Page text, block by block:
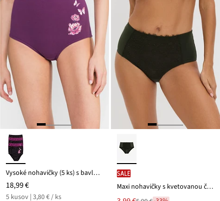
Vysoké nohavičky (5 ks) s bavlnou
18,99 €
5 kusov | 3,80 € / ks
SALE
Maxi nohavičky s kvetovanou čipkou